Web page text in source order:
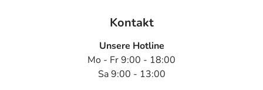
Kontakt
Unsere Hotline
Mo - Fr 9:00 - 18:00
Sa 9:00 - 13:00